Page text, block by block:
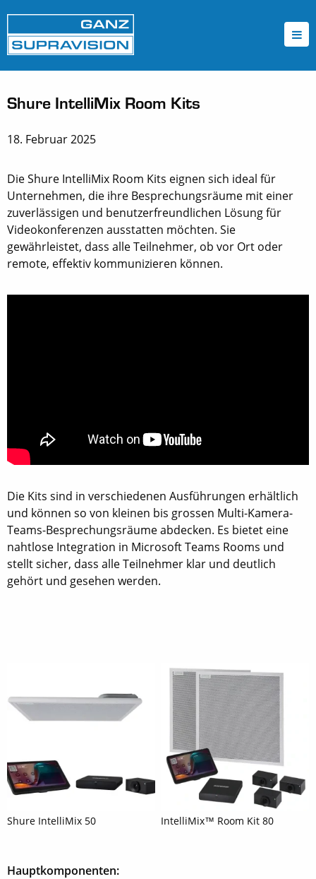
Shure IntelliMix Room Kits
18. Februar 2025
Die Shure IntelliMix Room Kits eignen sich ideal für
Unternehmen, die ihre Besprechungsräume mit einer
zuverlässigen und benutzerfreundlichen Lösung für
Videokonferenzen ausstatten möchten. Sie
gewährleistet, dass alle Teilnehmer, ob vor Ort oder
remote, effektiv kommunizieren können.
Die Kits sind in verschiedenen Ausführungen erhältlich
und können so von kleinen bis grossen Multi-Kamera-
Teams-Besprechungsräume abdecken. Es bietet eine
nahtlose Integration in Microsoft Teams Rooms und
stellt sicher, dass alle Teilnehmer klar und deutlich
gehört und gesehen werden.
Shure IntelliMix 50 IntelliMix™ Room Kit 80
Hauptkomponenten: